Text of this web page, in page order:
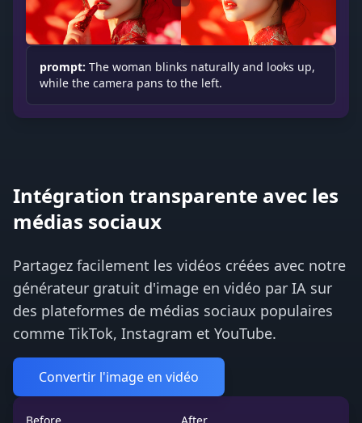
prompt: The woman blinks naturally and looks up,
while the camera pans to the left.
Intégration transparente avec les
médias sociaux
Partagez facilement les vidéos créées avec notre
générateur gratuit d'image en vidéo par IA sur
des plateformes de médias sociaux populaires
comme TikTok, Instagram et YouTube.
Convertir l'image en vidéo
Before After